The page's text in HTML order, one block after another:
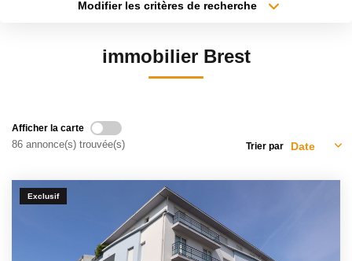
Nos Actualités
Avis Clients
Modifier les critères de recherche
Créer une alerte
immobilier Brest
Afficher la carte
86 annonce(s) trouvée(s) Trier par
Exclusif